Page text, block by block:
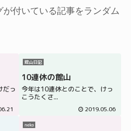
が付いている記事をランダム
だっ
館山日記
10連休の館山
今年は10連休とのことで、けっ
こうたくさ...
2019.05.06
neko